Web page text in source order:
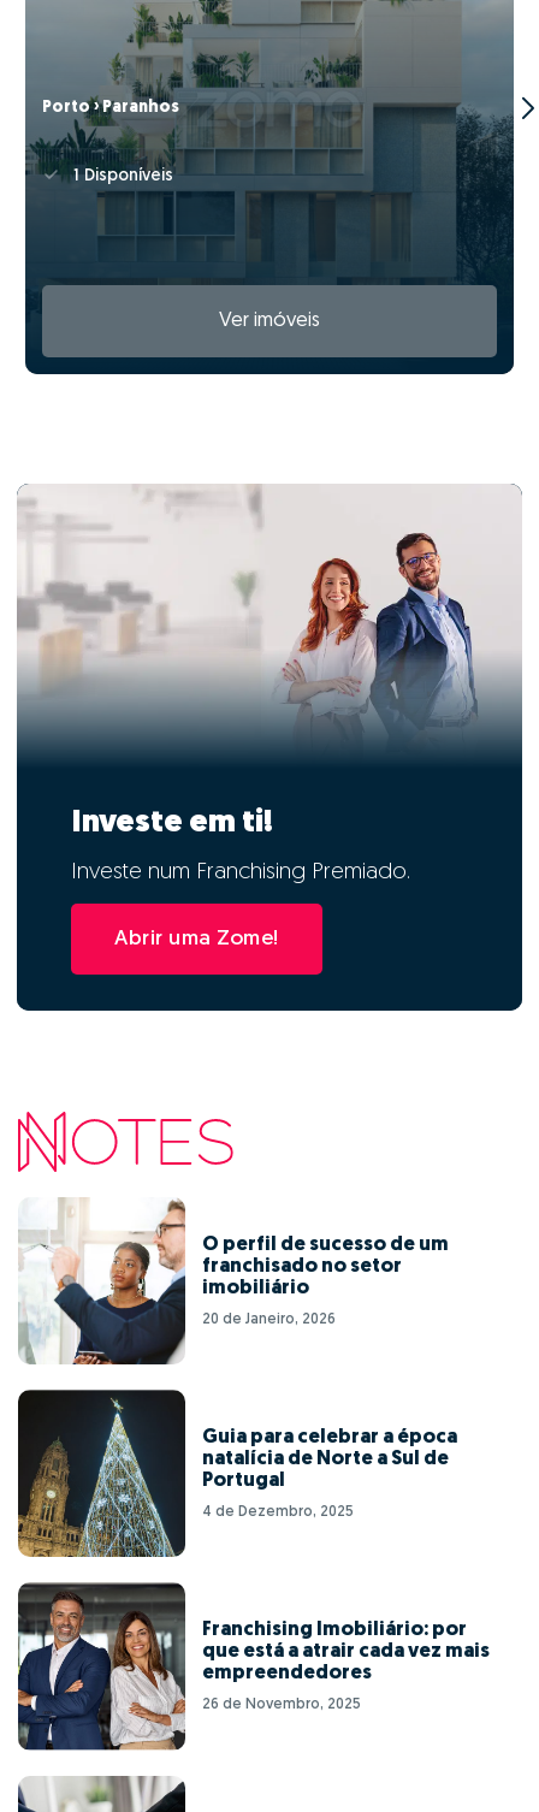
Porto › Paranhos
1 Disponíveis
Ver imóveis
Investe em ti!
Investe num Franchising Premiado.
Abrir uma Zome!
O perfil de sucesso de um
franchisado no setor
imobiliário
20 de Janeiro, 2026
Guia para celebrar a época
natalícia de Norte a Sul de
Portugal
4 de Dezembro, 2025
Franchising Imobiliário: por
que está a atrair cada vez mais
empreendedores
26 de Novembro, 2025